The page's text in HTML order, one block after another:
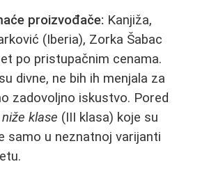
proizvođače: Kanjiža,
(Iberia), Zorka Šabac
po pristupačnim cenama.
divne, ne bih ih menjala za
zadovoljno iskustvo. Pored
niže klase (III klasa) koje su
samo u neznatnoj varijanti